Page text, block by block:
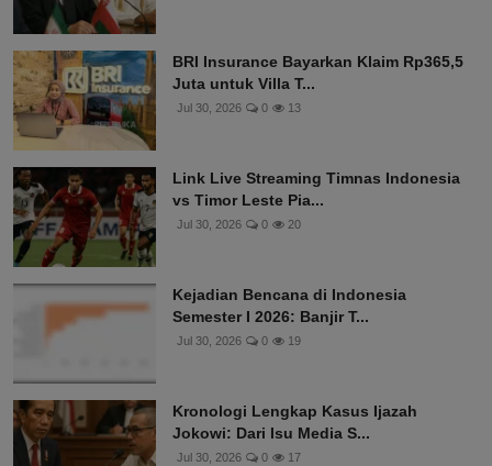
BRI Insurance Bayarkan Klaim Rp365,5
Juta untuk Villa T...
Jul 30, 2026 0 13
Link Live Streaming Timnas Indonesia
vs Timor Leste Pia...
Jul 30, 2026 0 20
Kejadian Bencana di Indonesia
Semester I 2026: Banjir T...
Jul 30, 2026 0 19
Kronologi Lengkap Kasus Ijazah
Jokowi: Dari Isu Media S...
Jul 30, 2026 0 17